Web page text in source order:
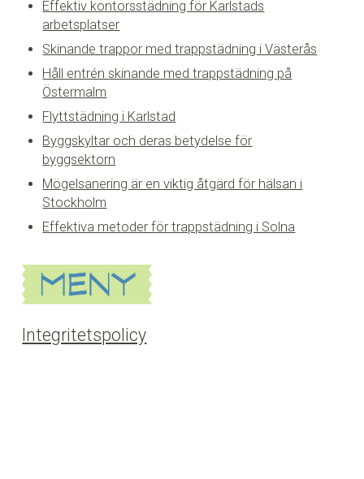
Effektiv kontorsstädning för Karlstads
arbetsplatser
Skinande trappor med trappstädning i Västerås
Håll entrén skinande med trappstädning på
Östermalm
Flyttstädning i Karlstad
Byggskyltar och deras betydelse för
byggsektorn
Mögelsanering är en viktig åtgärd för hälsan i
Stockholm
Effektiva metoder för trappstädning i Solna
Integritetspolicy